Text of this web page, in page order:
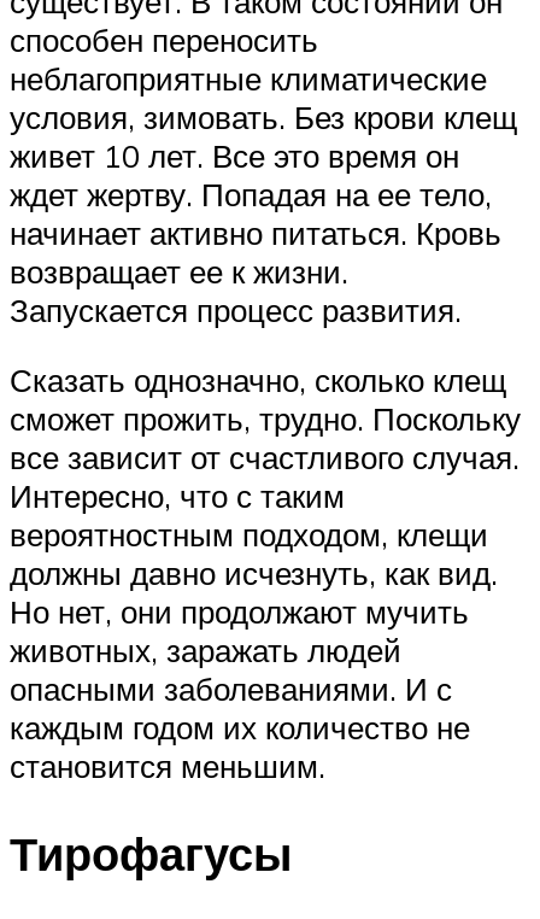
способен переносить
неблагоприятные климатические
условия, зимовать. Без крови клещ
живет 10 лет. Все это время он
ждет жертву. Попадая на ее тело,
начинает активно питаться. Кровь
возвращает ее к жизни.
Запускается процесс развития.
Сказать однозначно, сколько клещ
сможет прожить, трудно. Поскольку
все зависит от счастливого случая.
Интересно, что с таким
вероятностным подходом, клещи
должны давно исчезнуть, как вид.
Но нет, они продолжают мучить
животных, заражать людей
опасными заболеваниями. И с
каждым годом их количество не
становится меньшим.
Тирофагусы